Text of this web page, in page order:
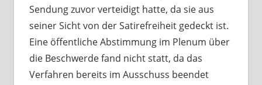
Sendung zuvor verteidigt hatte, da sie aus
seiner Sicht von der Satirefreiheit gedeckt ist.
Eine öffentliche Abstimmung im Plenum über
die Beschwerde fand nicht statt, da das
Verfahren bereits im Ausschuss beendet